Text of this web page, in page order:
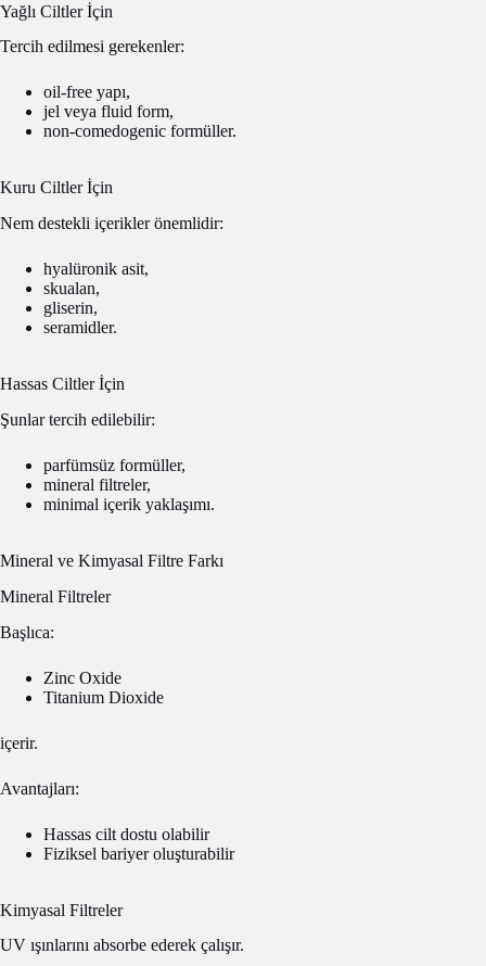
Yağlı Ciltler İçin
Tercih edilmesi gerekenler:
oil-free yapı,
jel veya fluid form,
non-comedogenic formüller.
Kuru Ciltler İçin
Nem destekli içerikler önemlidir:
hyalüronik asit,
skualan,
gliserin,
seramidler.
Hassas Ciltler İçin
Şunlar tercih edilebilir:
parfümsüz formüller,
mineral filtreler,
minimal içerik yaklaşımı.
Mineral ve Kimyasal Filtre Farkı
Mineral Filtreler
Başlıca:
Zinc Oxide
Titanium Dioxide
içerir.
Avantajları:
Hassas cilt dostu olabilir
Fiziksel bariyer oluşturabilir
Kimyasal Filtreler
UV ışınlarını absorbe ederek çalışır.